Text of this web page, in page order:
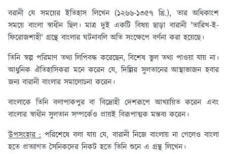
বরানী যে সময়ের ইতিহাস লিখেন (১২৬৬-১৩৫৭ খ্রি.), তার অধিকাংশ
সময়ে বাংলা স্বাধীন ছিল। মাত্র দুই একটি বিষয় ছাড়া বারানী 'তারিখ-ই-
ফিরোজশাহী' গ্রন্থে বাংলার ঘটনাবলি অতি সংক্ষেপে বর্ণনা করা হয়েছে।
তিনি স্বল্প পরিমাণ তথ্য লিপিবদ্ধ করেছেন, বিশেষ ভুল তথ্য পাওয়া যায় না।
আধুনিক ঐতিহাসিকরা মনে করেন যে, দিল্লির সুলতানের আস্থাভাজন হবার
জন্য বারানী বাংলার সমালোচনা করেন।
বাংলাকে তিনি বলাপাকপুর বা বিদ্রোহী দেশরূপে আখ্যায়িত করেন এবং
বাংলার স্বাধীন সুলতান সম্পর্কেও প্রায়ই বিরূপাত্মক মন্তব্য করেন।
উপসংহার : পরিশেষে বলা যায় যে, বারানী নিজে বাংলায় না গেলেও বাংলা
হতে প্রত্যাগত সৈনিকদের নিকট হতে তিনি শুনে এ গ্রন্থ লিখেন।